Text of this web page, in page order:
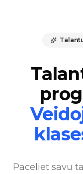
Paceliet savu